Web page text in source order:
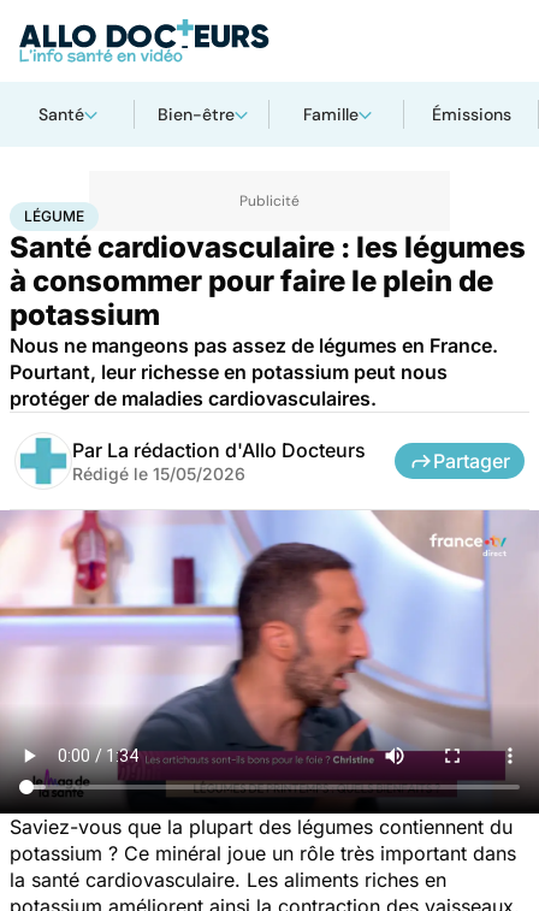
Santé Bien-être Famille Émissions
AccueilBien-être Légume
LÉGUME
Santé cardiovasculaire : les légumes
à consommer pour faire le plein de
potassium
Nous ne mangeons pas assez de légumes en France.
Pourtant, leur richesse en potassium peut nous
protéger de maladies cardiovasculaires.
Par La rédaction d'Allo Docteurs
Rédigé le 15/05/2026
Partager
Saviez-vous que la plupart des légumes contiennent du
potassium ? Ce minéral joue un rôle très important dans
la santé cardiovasculaire. Les aliments riches en
potassium améliorent ainsi la contraction des vaisseaux,